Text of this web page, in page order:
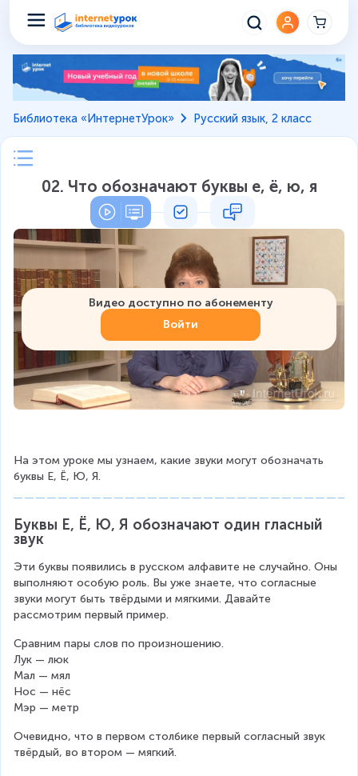
Библиотека «ИнтернетУрок» Русский язык, 2 класс
02. Что обозначают буквы е, ё, ю, я
Видео доступно по абонементу
Войти
На этом уроке мы узнаем, какие звуки могут обозначать
буквы Е, Ё, Ю, Я.
Буквы Е, Ё, Ю, Я обозначают один гласный
звук
Эти буквы появились в русском алфавите не случайно. Оны
выполняют особую роль. Вы уже знаете, что согласные
звуки могут быть твёрдыми и мягкими. Давайте
рассмотрим первый пример.
Сравним пары слов по произношению.
Лук — люк
Мал — мял
Нос — нёс
Мэр — метр
Очевидно, что в первом столбике первый согласный звук
твёрдый, во втором — мягкий.